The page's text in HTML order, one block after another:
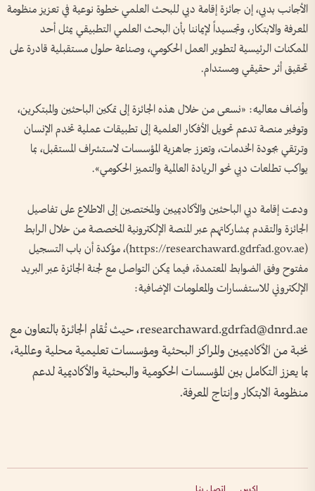
الأجانب بدبي، إن جائزة إقامة دبي للبحث العلمي خطوة نوعية في تعزيز منظومة
المعرفة والابتكار، وتجسيداً لإيماننا بأن البحث العلمي التطبيقي يمثل أحد
الممكنات الرئيسية لتطوير العمل الحكومي، وصناعة حلول مستقبلية قادرة على
تحقيق أثر حقيقي ومستدام.
وأضاف معاليه: «نسعى من خلال هذه الجائزة إلى تمكين الباحثين والمبتكرين،
وتوفير منصة تدعم تحويل الأفكار العلمية إلى تطبيقات عملية تخدم الإنسان
وترتقي بجودة الخدمات، وتعزز جاهزية المؤسسات لاستشراف المستقبل، بما
يواكب تطلعات دبي نحو الريادة العالمية والتميز الحكومي».
ودعت إقامة دبي الباحثين والأكاديميين والمختصين إلى الاطلاع على تفاصيل
الجائزة والتقدم بمشاركاتهم عبر المنصة الإلكترونية المخصصة من خلال الرابط
(https://researchaward.gdrfad.gov.ae)، مؤكدة أن باب التسجيل
مفتوح وفق الضوابط المعتمدة، فيما يمكن التواصل مع لجنة الجائزة عبر البريد
الإلكتروني للاستفسارات والمعلومات الإضافية:
researchaward.gdrfad@dnrd.ae، حيث تُقام الجائزة بالتعاون مع
نخبة من الأكاديميين والمراكز البحثية ومؤسسات تعليمية محلية وعالمية،
بما يعزز التكامل بين المؤسسات الحكومية والبحثية والأكاديمية لدعم
منظومة الابتكار وإنتاج المعرفة.
إكس اتصل بنا